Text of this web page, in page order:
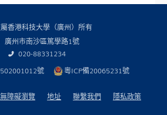
香港科技大學（廣州）所有
廣州市南沙區篤學路1號
020-88331234
號
粵ICP備20065231號
無障礙瀏覽 地址 聯繫我們
隱私政策